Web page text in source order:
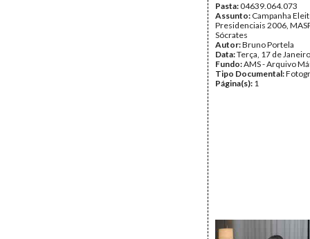
Pasta:04639.064.073
Assunto: Campanha
Presidenciais 2006,
Sócrates
Autor:Bruno Portela
Data:Terça, 17 de
Fundo:AMS - Arquivo
Tipo Documental:
Página(s): 1